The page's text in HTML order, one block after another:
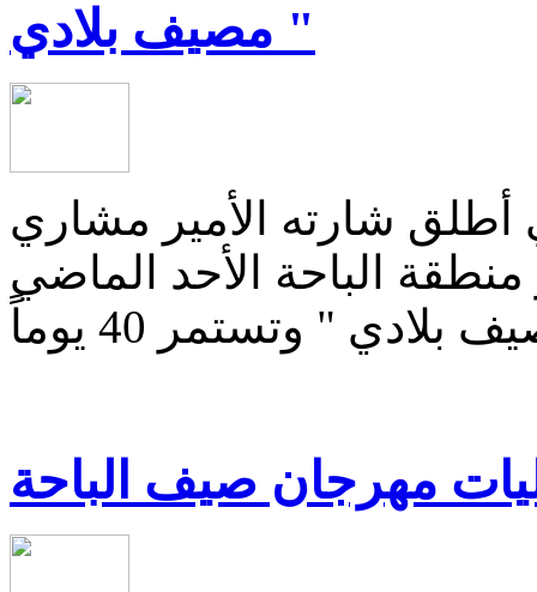
مصيف بلادي "
أطلق شارته الأمير مشاري
الباحة الأحد الماضي
مهرجان صيف الباحة